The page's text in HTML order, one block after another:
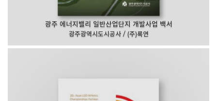
광주 에너지밸리 일반산업단지 개발사업 백서
광주광역시도시공사 / (주)록연